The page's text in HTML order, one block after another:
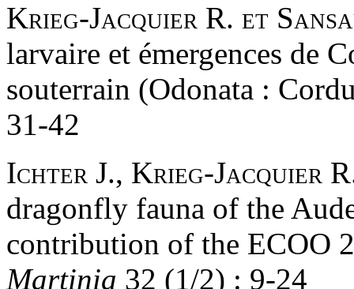
Krieg-Jacquier R. et
larvaire et émergences de
souterrain (Odonata :
31-42
Ichter J., Krieg-Jacquier
dragonfly fauna of the
contribution of the ECOO
Martinia 32 (1/2) : 9-24